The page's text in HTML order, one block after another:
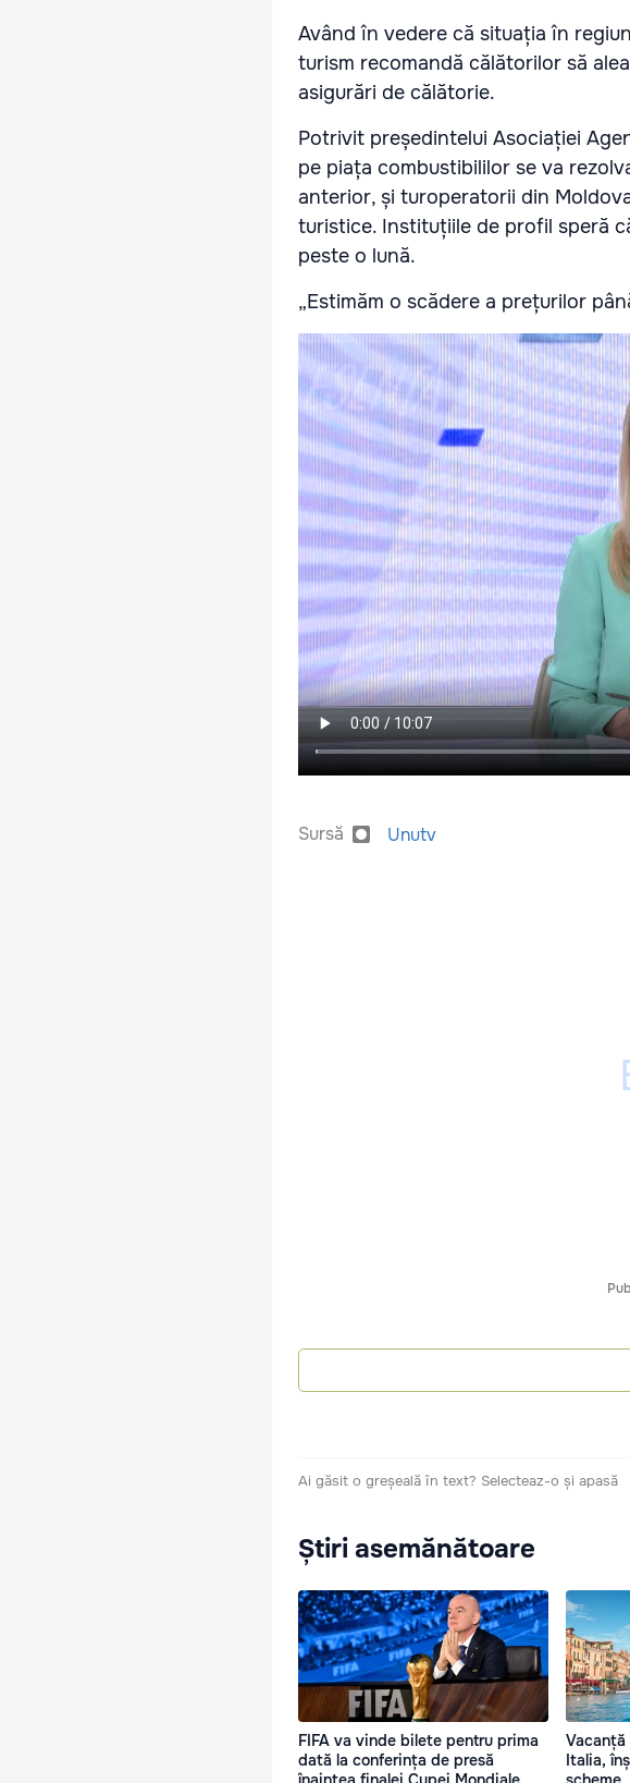
Având în vedere că situația în
turism recomandă călătorilor să
asigurări de călătorie.
Potrivit președintelui Asociației
pe piața combustibililor se va
anterior, și turoperatorii din
turistice. Instituțiile de profil speră
peste o lună.
„Estimăm o scădere a prețurilor
Sursă Unutv
Ai găsit o greșeală în text? Selecteaz-o și apasă
Știri asemănătoare
FIFA va vinde bilete pentru prima
dată la conferința de presă
Italia,